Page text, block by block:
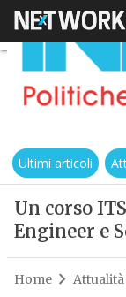
Ultimi articoli
Un corso
Engineer e
Home Attualità